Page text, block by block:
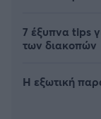
7 έξυπνα tips
των διακοπών
Η εξωτική